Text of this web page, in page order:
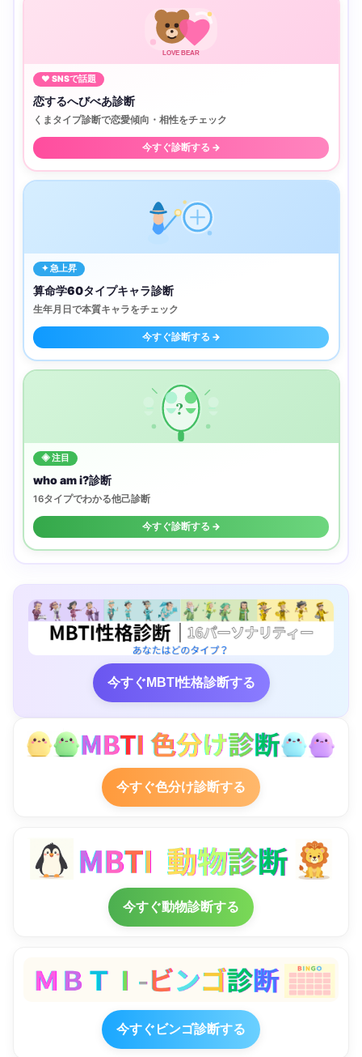
LOVE BEAR
♥ SNSで話題
恋するへびべあ診断
くまタイプ診断で恋愛傾向・相性をチェック
今すぐ診断する →
✦ 急上昇
算命学60タイプキャラ診断
生年月日で本質キャラをチェック
今すぐ診断する →
?
◈ 注目
who am i?診断
16タイプでわかる他己診断
今すぐ診断する →
今すぐMBTI性格診断する
今すぐ色分け診断する
今すぐ動物診断する
今すぐビンゴ診断する